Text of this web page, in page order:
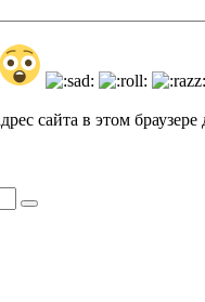
сайта в этом